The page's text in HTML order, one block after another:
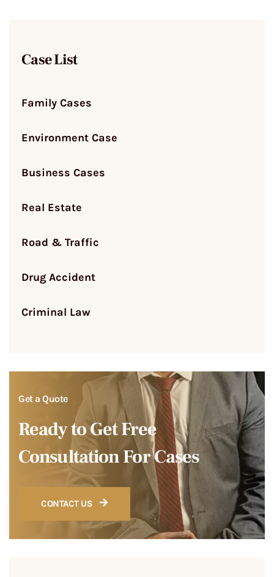
Case List
Family Cases
Environment Case
Business Cases
Real Estate
Road & Traffic
Drug Accident
Criminal Law
Get a Quote
Ready to Get Free
Consultation For Cases
CONTACT US